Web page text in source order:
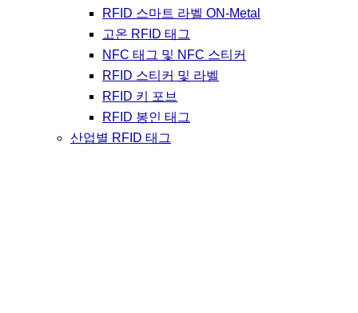
RFID 스마트 라벨 ON-Metal
고온 RFID 태그
NFC 태그 및 NFC 스티커
RFID 스티커 및 라벨
RFID 키 포브
RFID 봉인 태그
산업별 RFID 태그